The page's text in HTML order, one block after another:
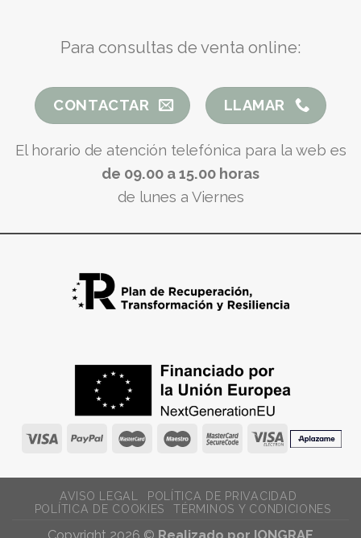
Para consultas de venta online:
CONTACTAR LLAMAR
El horario de atención telefónica para la web es
de 09.00 a 15.00 horas
de lunes a Viernes
AVISO LEGAL
POLÍTICA DE PRIVACIDAD
POLÍTICA DE COOKIES
TÉRMINOS Y CONDICIONES